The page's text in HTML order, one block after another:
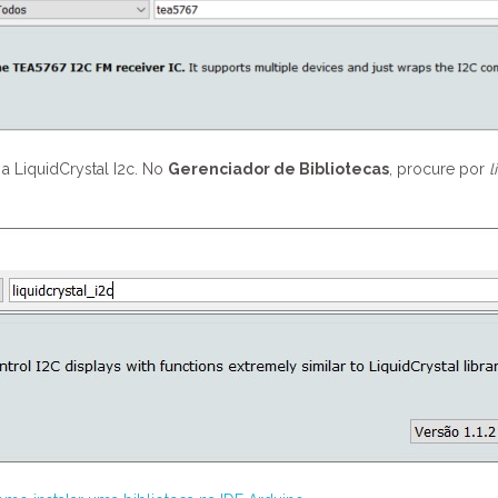
LiquidCrystal I2c. No Gerenciador de Bibliotecas , procure por